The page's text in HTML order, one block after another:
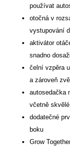
používat
otočná v
vystupování
aktivátor
snadno
čelní vzpěra
a zároveň
autosedačka
včetně
dodatečné
boku
Grow